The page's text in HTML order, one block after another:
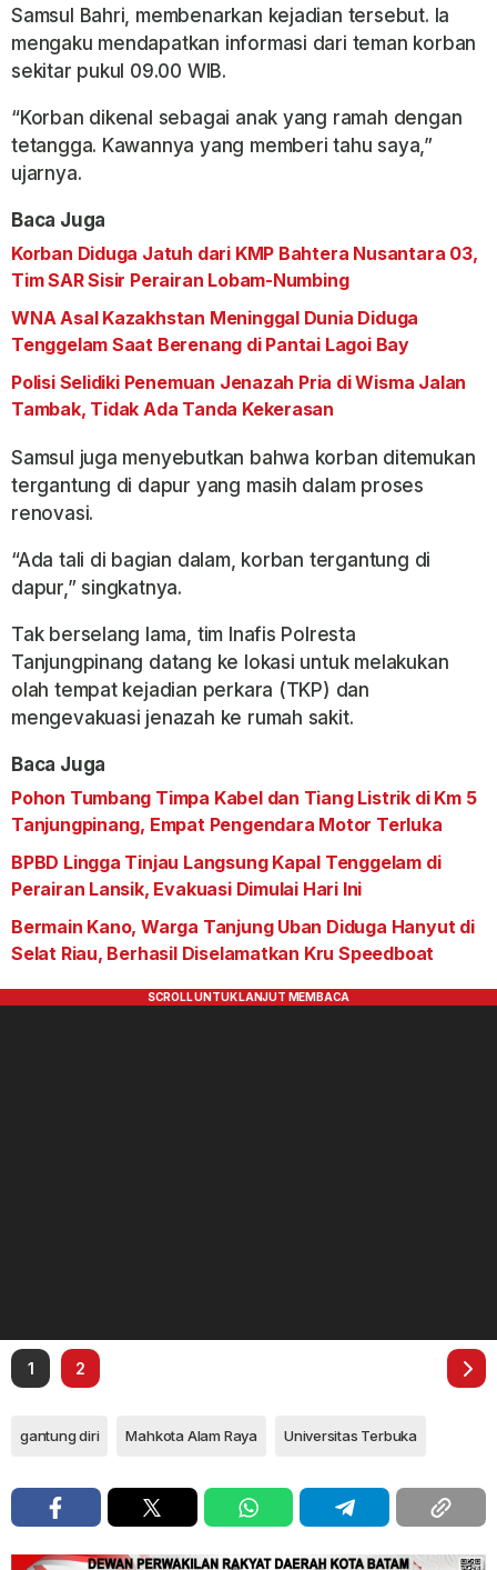
Samsul Bahri, membenarkan kejadian tersebut. Ia
mengaku mendapatkan informasi dari teman korban
sekitar pukul 09.00 WIB.
“Korban dikenal sebagai anak yang ramah dengan
tetangga. Kawannya yang memberi tahu saya,”
ujarnya.
Baca Juga
Korban Diduga Jatuh dari KMP Bahtera Nusantara 03,
Tim SAR Sisir Perairan Lobam-Numbing
WNA Asal Kazakhstan Meninggal Dunia Diduga
Tenggelam Saat Berenang di Pantai Lagoi Bay
Polisi Selidiki Penemuan Jenazah Pria di Wisma Jalan
Tambak, Tidak Ada Tanda Kekerasan
Samsul juga menyebutkan bahwa korban ditemukan
tergantung di dapur yang masih dalam proses
renovasi.
“Ada tali di bagian dalam, korban tergantung di
dapur,” singkatnya.
Tak berselang lama, tim Inafis Polresta
Tanjungpinang datang ke lokasi untuk melakukan
olah tempat kejadian perkara (TKP) dan
mengevakuasi jenazah ke rumah sakit.
Baca Juga
Pohon Tumbang Timpa Kabel dan Tiang Listrik di Km 5
Tanjungpinang, Empat Pengendara Motor Terluka
BPBD Lingga Tinjau Langsung Kapal Tenggelam di
Perairan Lansik, Evakuasi Dimulai Hari Ini
Bermain Kano, Warga Tanjung Uban Diduga Hanyut di
Selat Riau, Berhasil Diselamatkan Kru Speedboat
1 2
gantung diri Mahkota Alam Raya Universitas Terbuka